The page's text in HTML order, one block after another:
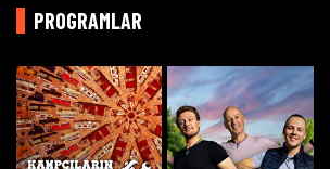
PROGRAMLAR